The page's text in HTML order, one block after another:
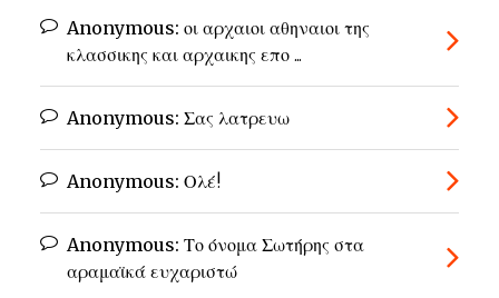
Anonymous: οι αρχαιοι αθηναιοι της
κλασσικης και αρχαικης επο ...
Anonymous: Σας λατρευω
Anonymous: Ολέ!
Anonymous: Το όνομα Σωτήρης στα
αραμαϊκά ευχαριστώ